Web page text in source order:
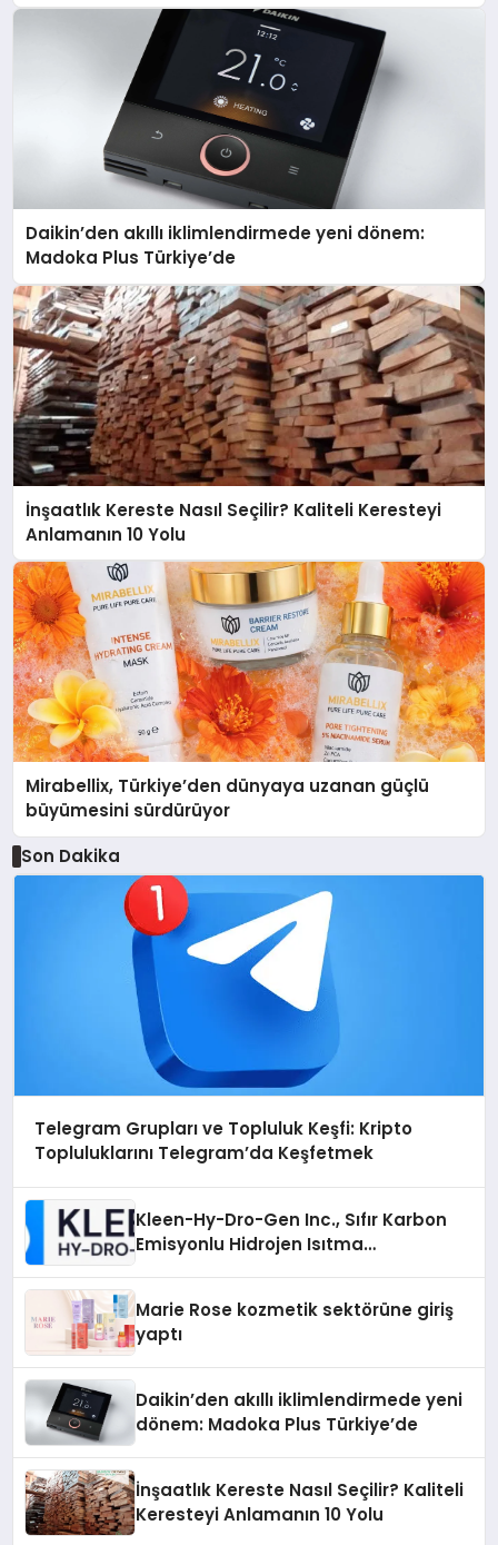
Daikin’den akıllı iklimlendirmede yeni dönem:
Madoka Plus Türkiye’de
İnşaatlık Kereste Nasıl Seçilir? Kaliteli Keresteyi
Anlamanın 10 Yolu
Mirabellix, Türkiye’den dünyaya uzanan güçlü
büyümesini sürdürüyor
Son Dakika
Telegram Grupları ve Topluluk Keşfi: Kripto
Topluluklarını Telegram’da Keşfetmek
Kleen-Hy-Dro-Gen Inc., Sıfır Karbon
Emisyonlu Hidrojen Isıtma
Marie Rose kozmetik sektörüne giriş
yaptı
Daikin’den akıllı iklimlendirmede yeni
dönem: Madoka Plus Türkiye’de
İnşaatlık Kereste Nasıl Seçilir? Kaliteli
Keresteyi Anlamanın 10 Yolu